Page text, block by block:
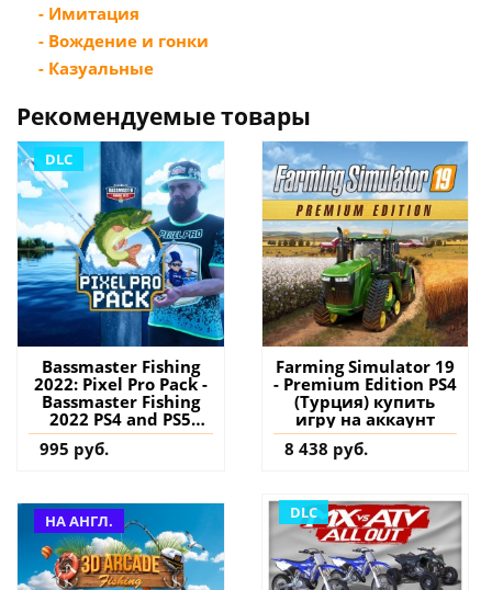
- Имитация
- Вождение и гонки
- Казуальные
Рекомендуемые товары
DLC
Bassmaster Fishing
2022: Pixel Pro Pack -
Bassmaster Fishing
2022 PS4 and PS5
(Турция) купить
дополнение на
995 руб.
Farming Simulator 19
- Premium Edition PS4
(Турция) купить
игру на аккаунт
8 438 руб.
НА АНГЛ. DLC